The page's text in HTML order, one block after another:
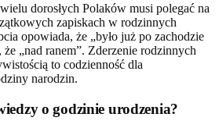
dorosłych Polaków musi polegać na
zapiskach w rodzinnych
opowiada, że „było już po zachodzie
że „nad ranem”. Zderzenie rodzinnych
to codzienność dla
narodzin.
o godzinie urodzenia?